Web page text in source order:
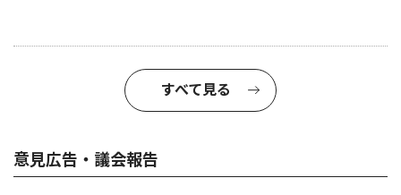
すべて見る
意見広告・議会報告